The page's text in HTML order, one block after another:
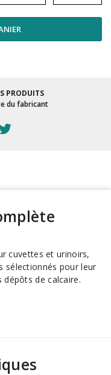
PRODUITS
du fabricant
sélectionnés pour leur
dépôts de calcaire.